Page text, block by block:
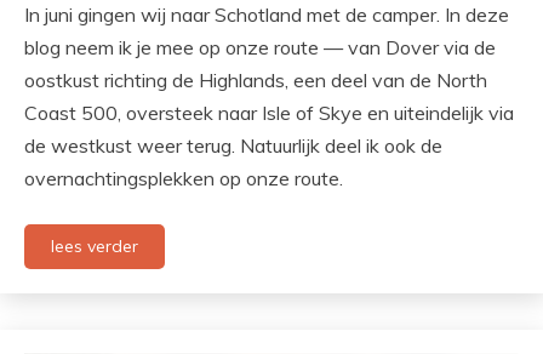
In juni gingen wij naar Schotland met de camper. In deze
blog neem ik je mee op onze route — van Dover via de
oostkust richting de Highlands, een deel van de North
Coast 500, oversteek naar Isle of Skye en uiteindelijk via
de westkust weer terug. Natuurlijk deel ik ook de
overnachtingsplekken op onze route.
lees verder